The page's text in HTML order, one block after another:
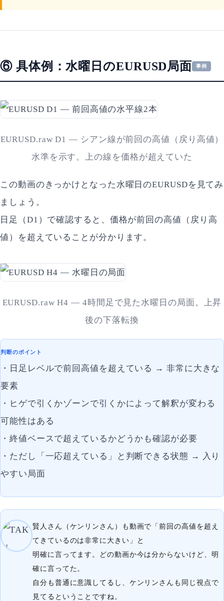
⑥ 具体例：水曜日のEURUSD局面 事例
EURUSD.raw D1 — シアン線が前回の高値（戻り高値）
水準を示す。上の線を価格が超えていた
この動画のきっかけとなった水曜日のEURUSDを見てみ
ましょう。
日足（D1）で確認すると、価格が前回の高値（戻り高
値）を超えていることが分かります。
EURUSD.raw H4 — 4時間足で見た水曜日の局面。上昇
後の下落転換
判断のポイント
・日足レベルで前回高値を超えている → 非常に大きな
要素
・ヒゲで引くかゾーンで引くかによって解釈が変わる
可能性はある
・終値ベースで超えているかどうかも確認が必要
・ただし「一応超えている」と判断できる状態 → 入り
やすい局面
賢人さん（ケンリンさん）も動画で「前回の高値を超え
てきているのは非常に大きい」と
明確に言ってます。どの動画か今は分からないけど、明
確に言ってた。
自分も普通に意識してるし、ケンリンさんも同じ視点で
見てるということですね。